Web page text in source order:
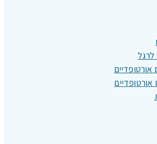
לרגל
אורטופדיים